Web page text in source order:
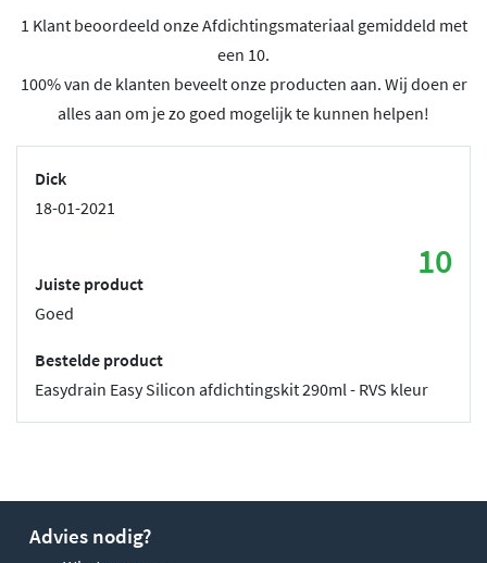
1 Klant beoordeeld onze Afdichtingsmateriaal gemiddeld met
een 10.
100% van de klanten beveelt onze producten aan. Wij doen er
alles aan om je zo goed mogelijk te kunnen helpen!
Dick
18-01-2021
10
Juiste product
Goed
Bestelde product
Easydrain Easy Silicon afdichtingskit 290ml - RVS kleur
Advies nodig?